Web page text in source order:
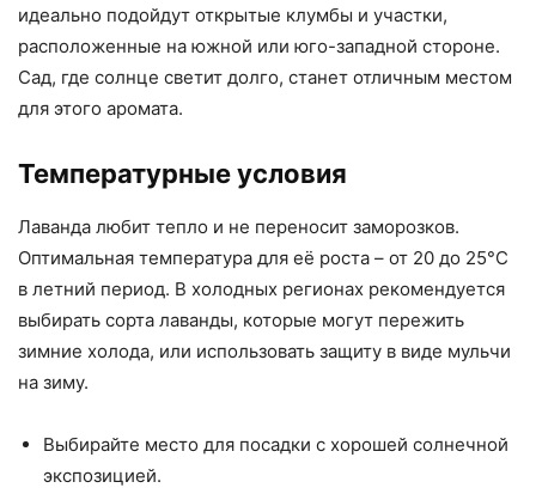
идеально подойдут открытые клумбы и участки,
расположенные на южной или юго-западной стороне.
Сад, где солнце светит долго, станет отличным местом
для этого аромата.
Температурные условия
Лаванда любит тепло и не переносит заморозков.
Оптимальная температура для её роста – от 20 до 25°C
в летний период. В холодных регионах рекомендуется
выбирать сорта лаванды, которые могут пережить
зимние холода, или использовать защиту в виде мульчи
на зиму.
Выбирайте место для посадки с хорошей солнечной
экспозицией.